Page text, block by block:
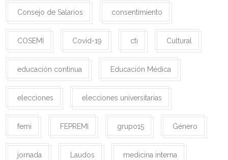
Consejo de Salarios consentimiento
COSEMI Covid-19 cti Cultural
educación continua Educación Médica
elecciones elecciones universitarias
femi FEPREMI grupo15 Género
jornada Laudos medicina interna